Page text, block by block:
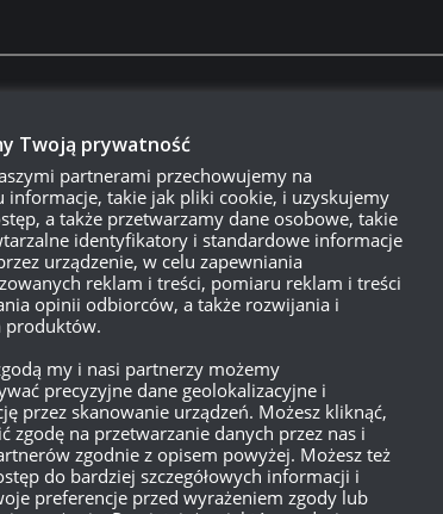
i wiem, że większość graczy w WoT to pasjonaci.
ale mniej irytująca – a przez to bardziej
Twoją prywatność
partnerami przechowujemy na
informacje, takie jak pliki cookie, i uzyskujemy
a także przetwarzamy dane osobowe, takie
identyfikatory i standardowe informacje
urządzenie, w celu zapewniania
reklam i treści, pomiaru reklam i treści
opinii odbiorców, a także rozwijania i
produktów.
my i nasi partnerzy możemy
precyzyjne dane geolokalizacyjne i
przez skanowanie urządzeń. Możesz kliknąć,
zgodę na przetwarzanie danych przez nas i
zgodnie z opisem powyżej. Możesz też
do bardziej szczegółowych informacji i
preferencje przed wyrażeniem zgody lub